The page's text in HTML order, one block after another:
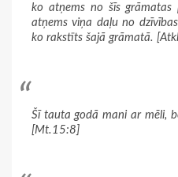
ko atņems no šīs grāmatas
atņems viņa daļu no
ko rakstīts šajā grāmatā.
Šī tauta godā mani ar mēli,
[Mt.15:8]